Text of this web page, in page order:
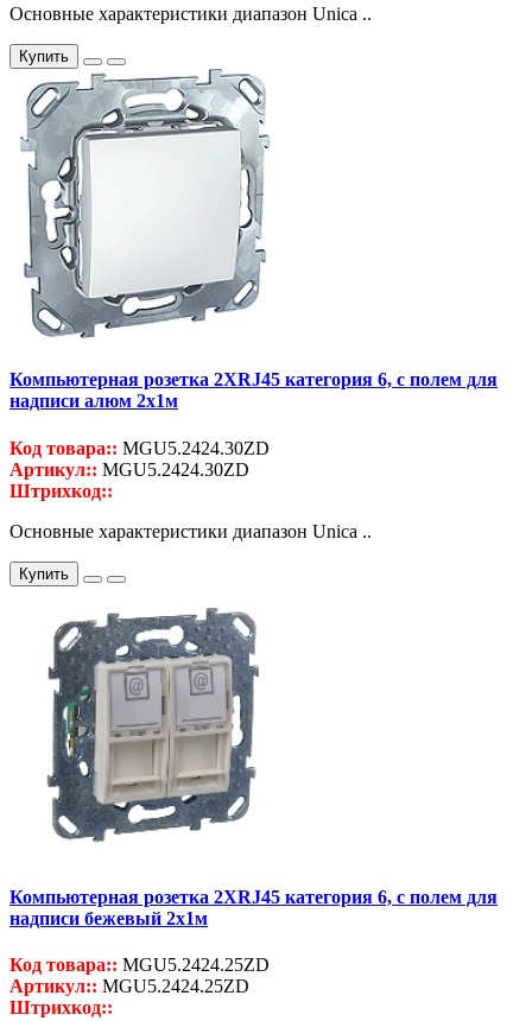
Основные характеристики диапазон Unica ..
Купить
Компьютерная розетка 2ХRJ45 категория 6, с полем для
надписи алюм 2x1м
Код товара:: MGU5.2424.30ZD
Артикул:: MGU5.2424.30ZD
Штрихкод::
Основные характеристики диапазон Unica ..
Купить
Компьютерная розетка 2ХRJ45 категория 6, с полем для
надписи бежевый 2x1м
Код товара:: MGU5.2424.25ZD
Артикул:: MGU5.2424.25ZD
Штрихкод::